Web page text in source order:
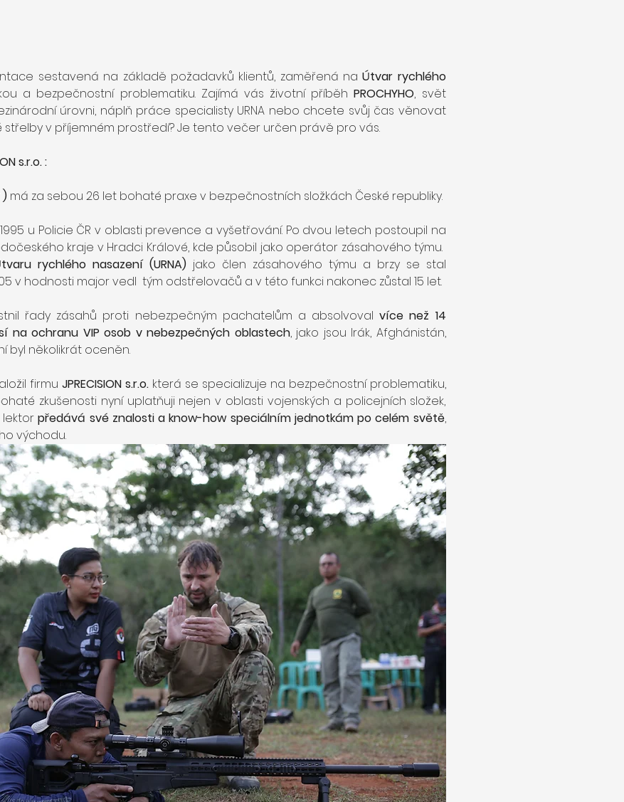
sestavená na základě požadavků klientů, zaměřená na Útvar rychlého
a bezpečnostní problematiku. Zajímá vás životní příběh PROCHYHO, svět
úrovni, náplň práce specialisty URNA nebo chcete svůj čas věnovat
v příjemném prostředí? Je tento večer určen právě pro vás.
s.r.o. :
) má za sebou 26 let bohaté praxe v bezpečnostních složkách České republiky.
u Policie ČR v oblasti prevence a vyšetřování. Po dvou letech postoupil na
kraje v Hradci Králové, kde působil jako operátor zásahového týmu.
rychlého nasazení (URNA) jako člen zásahového týmu a brzy se stal
v hodnosti major vedl  tým odstřelovačů a v této funkci nakonec zůstal 15 let.​
řady zásahů proti nebezpečným pachatelům a absolvoval více než 14
na ochranu VIP osob v nebezpečných oblastech, jako jsou Irák, Afghánistán,
byl několikrát oceněn.
firmu JPRECISION s.r.o. která se specializuje na bezpečnostní problematiku,
zkušenosti nyní uplatňuji nejen v oblasti vojenských a policejních složek,
lektor předává své znalosti a know-how speciálním jednotkám po celém světě,
východu.